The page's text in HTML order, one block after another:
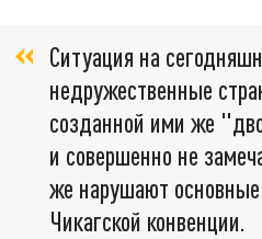
Ситуация на
недружественные
созданной ими же
и совершенно не
же нарушают
Чикагской конвенции.